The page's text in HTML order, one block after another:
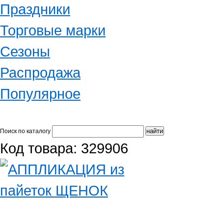
Праздники
Торговые марки
Сезоны
Распродажа
Популярное
Поиск по каталогу
Код товара: 329906